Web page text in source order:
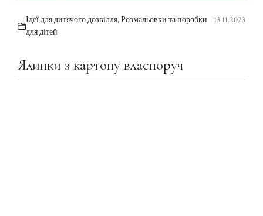
Ідеї для дитячого дозвілля,Розмальовки та поробки
для дітей
13.11.2023
Ялинки з картону власноруч